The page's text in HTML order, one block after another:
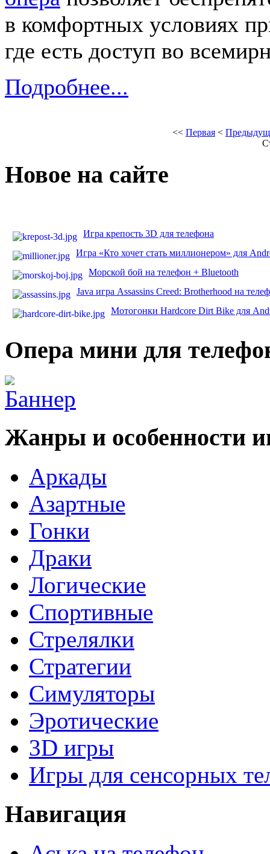
в комфортных условиях
где есть доступ во
Подробнее...
<< Первая <
Новое на сайте
Игра крепость 3D для телефона
Игра «Кто хочет стать миллионером» для
Морской бой на телефон + Bluetooth
Java игра Assassins Creed: Brotherhood на
Мотогонки Hardcore Dirt Bike для
Опера мини для
Жанры и особенности
Аркады
Азартные
Гонки
Драки
Логические
Спортивные
Стрелялки
Стратегии
Симуляторы
Эротические
3D игры
Игры для сенсорных
Навигация